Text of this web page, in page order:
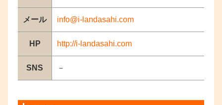
メール info@i-landasahi.com
HP http://i-landasahi.com
SNS －